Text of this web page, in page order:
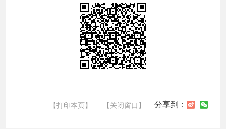
【打印本页】 【关闭窗口】 分享到：